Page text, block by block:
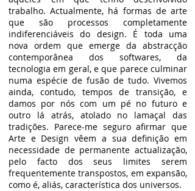
trabalho. Actualmente, há formas de arte
que são processos completamente
indiferenciáveis do design. É toda uma
nova ordem que emerge da abstracção
contemporânea dos softwares, da
tecnologia em geral, e que parece culminar
numa espécie de fusão de tudo. Vivemos
ainda, contudo, tempos de transição, e
damos por nós com um pé no futuro e
outro lá atrás, atolado no lamaçal das
tradições. Parece-me seguro afirmar que
Arte e Design vêem a sua definição em
necessidade de permanente actualização,
pelo facto dos seus limites serem
frequentemente transpostos, em expansão,
como é, aliás, característica dos universos.